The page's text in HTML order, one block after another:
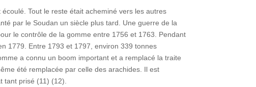
Tout le reste était acheminé vers les autres
par le Soudan un siècle plus tard. Une guerre de la
le contrôle de la gomme entre 1756 et 1763. Pendant
1779. Entre 1793 et 1797, environ 339 tonnes
a connu un boom important et a remplacé la traite
été remplacée par celle des arachides. Il est
tant prisé (11) (12).